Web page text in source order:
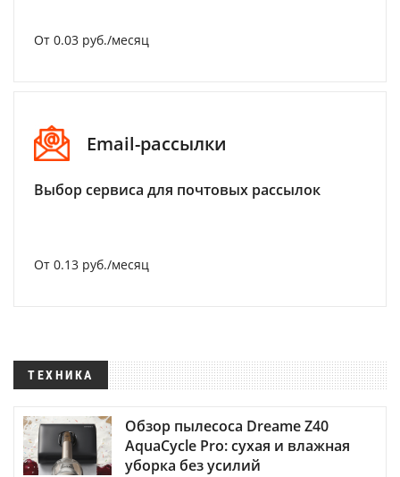
От 0.03 руб./месяц
Email-рассылки
Выбор сервиса для почтовых рассылок
От 0.13 руб./месяц
ТЕХНИКА
Обзор пылесоса Dreame Z40
AquaCycle Pro: сухая и влажная
уборка без усилий